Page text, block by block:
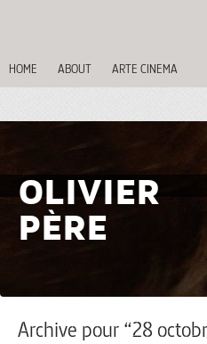
HOME ABOUT ARTE CINEMA
OLIVIER
PÈRE
Archive pour “28